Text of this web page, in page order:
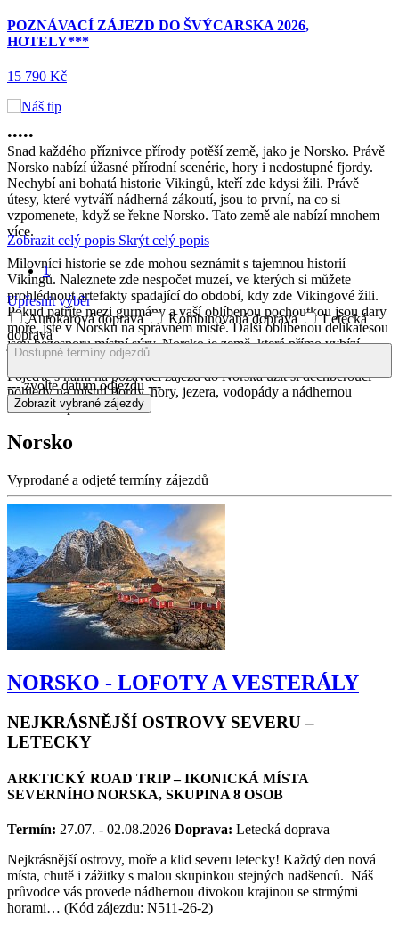
POZNÁVACÍ ZÁJEZD DO ŠVÝCARSKA 2026,
HOTELY***
15 790 Kč
•••••
Snad každého příznivce přírody potěší země, jako je Norsko. Právě
Norsko nabízí úžasné přírodní scenérie, hory i nedostupné fjordy.
Nechybí ani bohatá historie Vikingů, kteří zde kdysi žili. Právě
útesy, které vytváří nádherná zákoutí, jsou to první, na co si
vzpomenete, když se řekne Norsko. Tato země ale nabízí mnohem
více.
Milovníci historie se zde mohou seznámit s tajemnou historií
Vikingů. Naleznete zde nespočet muzeí, ve kterých si můžete
prohlédnout artefakty spadající do období, kdy zde Vikingové žili.
Pokud patříte mezi gurmány a vaší oblíbenou pochoutkou jsou dary
moře, jste v Norsku na správném místě. Další oblíbenou delikatesou
jsou bezesporu místní sýry. Norsko je země, která přímo vybízí
k zimním sportům. Ideální destinací je také pro příznivce turistiky.
Pojeďte s námi na pozávací zájezd do Norska užít si dechberoucí
pohledy na místní fjordy, hory, jezera, vodopády a nádhernou
severskou přírodu.
Zobrazit celý popis Skrýt celý popis
1
Upřesnit výběr
Autokarová doprava
Kombinovaná doprava
Letecká
doprava
Dostupné termíny odjezdů
--- zvolte datum odjezdu ---
Norsko
Vyprodané a odjeté termíny zájezdů
NORSKO - LOFOTY A VESTERÁLY
NEJKRÁSNĚJŠÍ OSTROVY SEVERU –
LETECKY
ARKTICKÝ ROAD TRIP – IKONICKÁ MÍSTA
SEVERNÍHO NORSKA, SKUPINA 8 OSOB
Termín: 27.07. - 02.08.2026 Doprava: Letecká doprava
Nejkrásnější ostrovy, moře a klid severu letecky! Každý den nová
místa, chutě i zážitky s malou skupinkou stejných nadšenců. Náš
průvodce vás provede nádhernou divokou krajinou se strmými
horami… (Kód zájezdu: N511-26-2)